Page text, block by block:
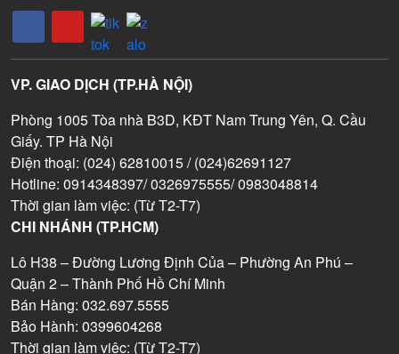
VP. GIAO DỊCH (TP.HÀ NỘI)
Phòng 1005 Tòa nhà B3D, KĐT Nam Trung Yên, Q. Cầu
Giấy. TP Hà Nội
Điện thoại: (024) 62810015 / (024)62691127
Hotline: 0914348397/ 0326975555/ 0983048814
Thời gian làm việc: (Từ T2-T7)
CHI NHÁNH (TP.HCM)
Lô H38 – Đường Lương Định Của – Phường An Phú –
Quận 2 – Thành Phố Hồ Chí Minh
Bán Hàng: 032.697.5555
Bảo Hành: 0399604268
Thời gian làm việc: (Từ T2-T7)